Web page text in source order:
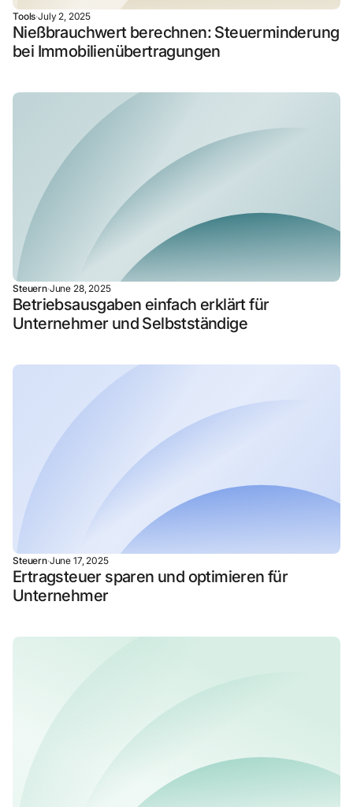
Tools·July 2, 2025
Nießbrauchwert berechnen: Steuerminderung
bei Immobilienübertragungen
Steuern·June 28, 2025
Betriebsausgaben einfach erklärt für
Unternehmer und Selbstständige
Steuern·June 17, 2025
Ertragsteuer sparen und optimieren für
Unternehmer